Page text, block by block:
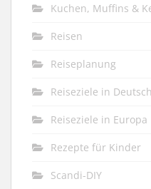
Kuchen, Muffins &
Reisen
Reiseplanung
Reiseziele in
Reiseziele in Europa
Rezepte für Kinder
Scandi-DIY